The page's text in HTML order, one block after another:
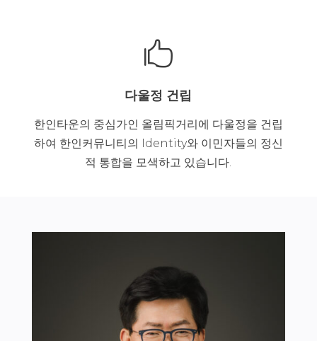

다울정 건립
한인타운의 중심가인 올림픽거리에 다울정을 건립
하여 한인커뮤니티의 Identity와 이민자들의 정신
적 통합을 모색하고 있습니다.